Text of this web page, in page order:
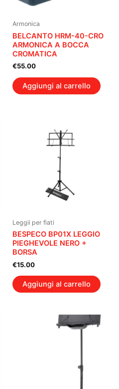
Armonica
BELCANTO HRM-40-CRO
ARMONICA A BOCCA
CROMATICA
€55.00
Aggiungi al carrello
Leggii per fiati
BESPECO BP01X LEGGIO
PIEGHEVOLE NERO +
BORSA
€15.00
Aggiungi al carrello